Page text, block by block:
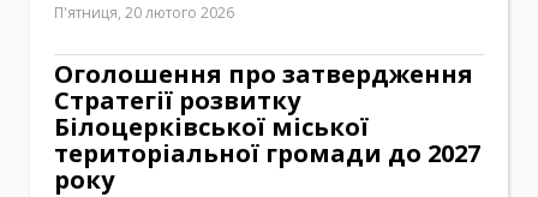
П'ятниця, 20 лютого 2026
Оголошення про затвердження
Стратегії розвитку
Білоцерківської міської
територіальної громади до 2027
року